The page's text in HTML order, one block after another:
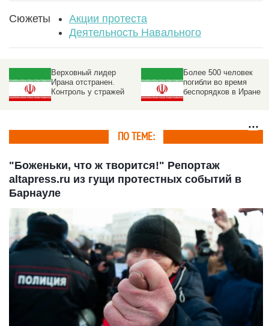
Сюжеты
Акции протеста
Деятельность Навального
Верховный лидер
Ирана отстранен.
Контроль у стражей
Более 500 человек
погибли во время
беспорядков в Иране
ПО ТЕМЕ:
"Боженьки, что ж творится!" Репортаж
altapress.ru из гущи протестных событий в
Барнауле